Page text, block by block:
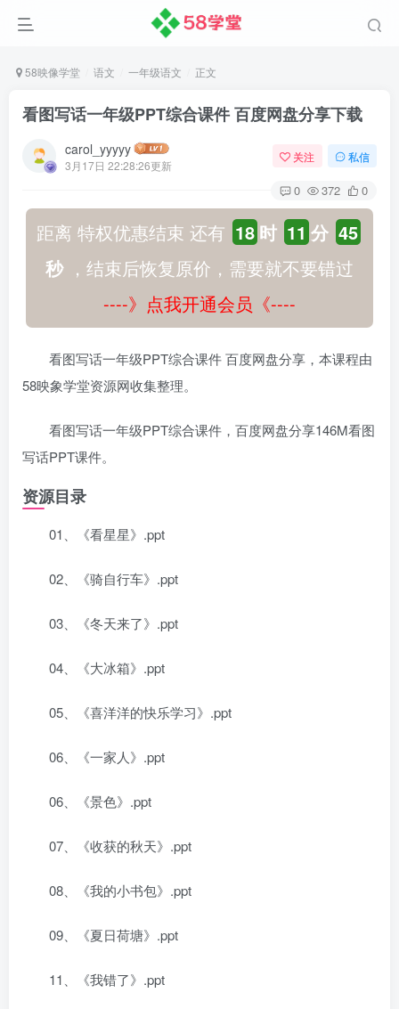
58映像学堂 语文 一年级语文 正文
看图写话一年级PPT综合课件 百度网盘分享下载
carol_yyyyy
3月17日 22:28:26更新
关注 私信
0 372 0
距离 特权优惠结束 还有 18 时 11 分 45
秒，结束后恢复原价，需要就不要错过
----》点我开通会员《----
看图写话一年级PPT综合课件 百度网盘分享，本课程由
58映象学堂资源网收集整理。
看图写话一年级PPT综合课件，百度网盘分享146M看图
写话PPT课件。
资源目录
01、《看星星》.ppt
02、《骑自行车》.ppt
03、《冬天来了》.ppt
04、《大冰箱》.ppt
05、《喜洋洋的快乐学习》.ppt
06、《一家人》.ppt
06、《景色》.ppt
07、《收获的秋天》.ppt
08、《我的小书包》.ppt
09、《夏日荷塘》.ppt
11、《我错了》.ppt